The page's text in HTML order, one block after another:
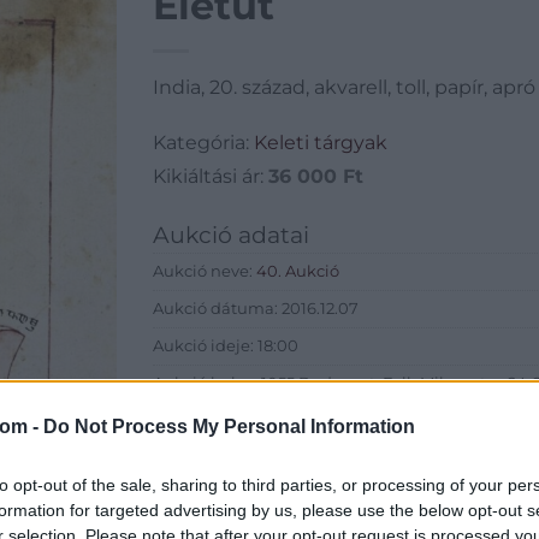
- Do Not Process My Personal Information
opt-out of the sale, sharing to third parties, or processing of your
for targeted advertising by us, please use the below opt-out
selection. Please note that after your opt-out request is processed
India, 20. század, akvarell, toll, papír,
Kategória: Keleti tárgyak
Kikiáltási ár: 36 000 Ft
Aukció adatai
Aukció neve: 40. Aukció
Aukció dátuma: 2016.12.07
Aukció ideje: 18:00
Aukció helye: 1055 Budapest, Falk Miksa utca 24-
Tételszám: 184
Eladó adatai
Biksady